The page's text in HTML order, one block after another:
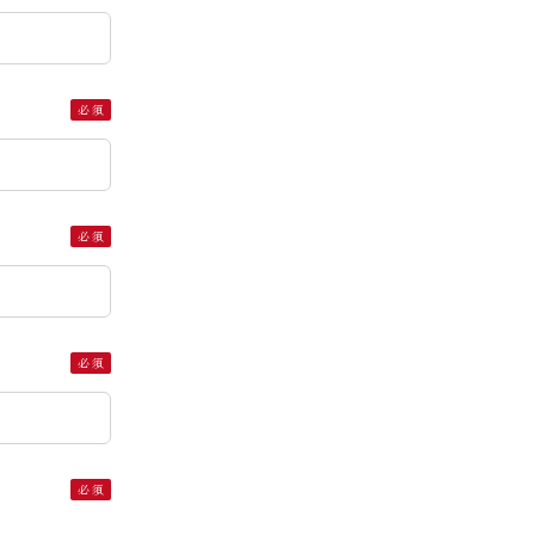
必須
必須
必須
必須